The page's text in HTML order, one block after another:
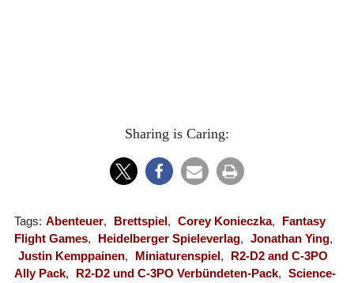
Sharing is Caring:
Tags: Abenteuer, Brettspiel, Corey Konieczka,
Fantasy
Flight Games, Heidelberger Spieleverlag, Jonathan Ying,
Justin Kemppainen, Miniaturenspiel,
R2-D2 and C-3PO
Ally Pack, R2-D2 und C-3PO Verbündeten-Pack, Science-